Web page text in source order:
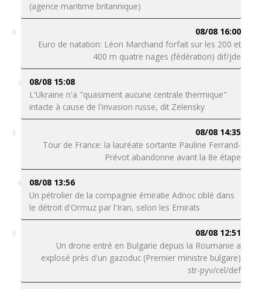
(agence maritime britannique)
08/08 16:00
Euro de natation: Léon Marchand forfait sur les 200 et
400 m quatre nages (fédération) dif/jde
08/08 15:08
L'Ukraine n'a "quasiment aucune centrale thermique"
intacte à cause de l'invasion russe, dit Zelensky
08/08 14:35
Tour de France: la lauréate sortante Pauline Ferrand-
Prévot abandonne avant la 8e étape
08/08 13:56
Un pétrolier de la compagnie émiratie Adnoc ciblé dans
le détroit d'Ormuz par l'Iran, selon les Emirats
08/08 12:51
Un drone entré en Bulgarie depuis la Roumanie a
explosé près d'un gazoduc (Premier ministre bulgare)
str-pyv/cel/def